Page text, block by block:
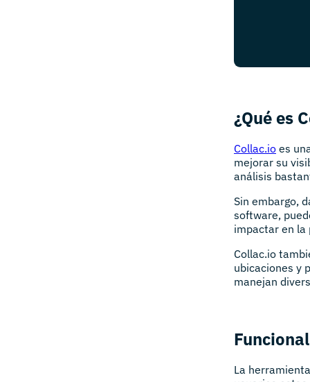
¿Qué es
Collac.io es
mejorar su
análisis
Sin embargo,
software,
impactar en la
Collac.io
ubicaciones y
manejan
La